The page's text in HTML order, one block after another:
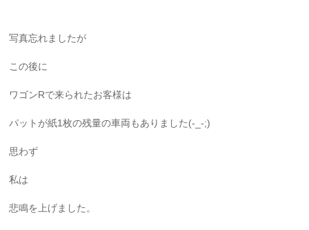
写真忘れましたが
この後に
ワゴンRで来られたお客様は
パットが紙1枚の残量の車両もありました(-_-;)
思わず
私は
悲鳴を上げました。